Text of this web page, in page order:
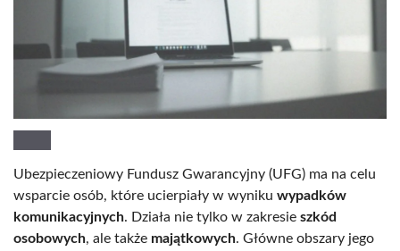
Ubezpieczeniowy Fundusz Gwarancyjny (UFG) ma na celu
wsparcie osób, które ucierpiały w wyniku wypadków
komunikacyjnych. Działa nie tylko w zakresie szkód
osobowych, ale także majątkowych. Główne obszary jego